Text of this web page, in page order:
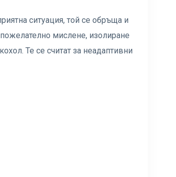
ситуация, той се обръща и
мислене, изолиране
Те се считат за неадаптивни